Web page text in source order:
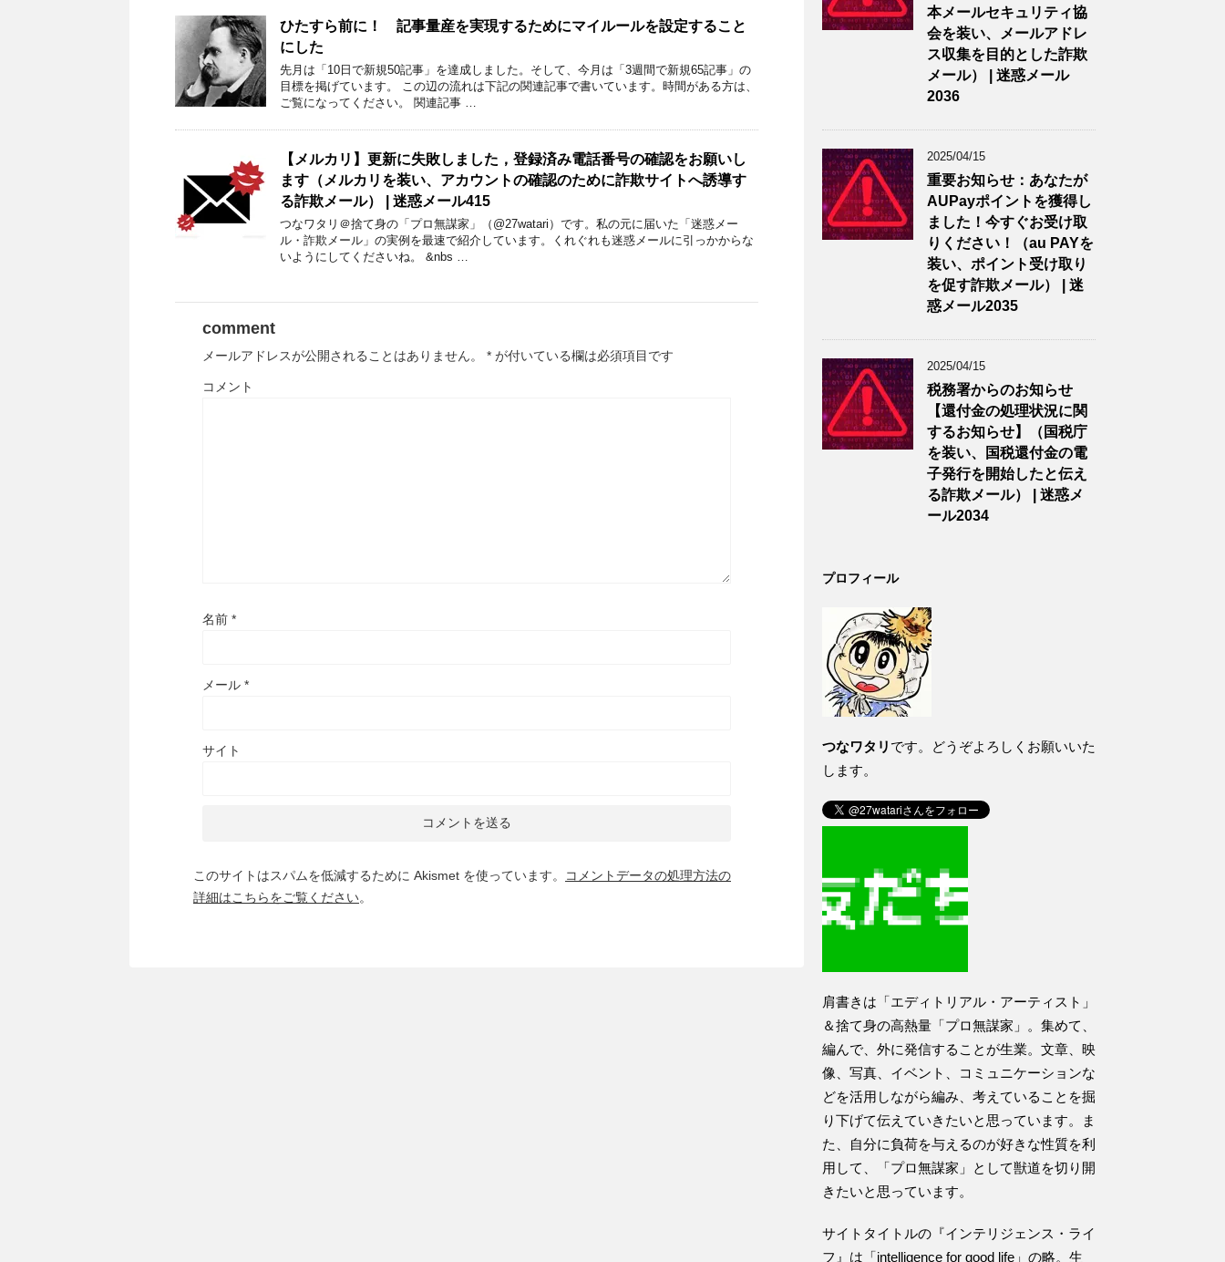
ひたすら前に！ 記事量産を実現するためにマイルールを設定すること
にした
先月は「10日で新規50記事」を達成しました。そして、今月は「3週間で新規65記事」の
目標を掲げています。 この辺の流れは下記の関連記事で書いています。時間がある方は、
ご覧になってください。 関連記事 …
【メルカリ】更新に失敗しました，登録済み電話番号の確認をお願いし
ます（メルカリを装い、アカウントの確認のために詐欺サイトへ誘導す
る詐欺メール） | 迷惑メール415
つなワタリ＠捨て身の「プロ無謀家」（@27watari）です。私の元に届いた「迷惑メー
ル・詐欺メール」の実例を最速で紹介しています。くれぐれも迷惑メールに引っかからな
いようにしてくださいね。 &nbs …
comment
メールアドレスが公開されることはありません。 * が付いている欄は必須項目です
コメント
名前 *
メール *
サイト
このサイトはスパムを低減するために Akismet を使っています。
コメントデータの処理方法の
詳細はこちらをご覧ください。
本メールセキュリティ協
会を装い、メールアドレ
ス収集を目的とした詐欺
メール） | 迷惑メール
2036
2025/04/15
重要お知らせ：あなたが
AUPayポイントを獲得し
ました！今すぐお受け取
りください！（au PAYを
装い、ポイント受け取り
を促す詐欺メール） | 迷
惑メール2035
2025/04/15
税務署からのお知らせ
【還付金の処理状況に関
するお知らせ】（国税庁
を装い、国税還付金の電
子発行を開始したと伝え
る詐欺メール） | 迷惑メ
ール2034
プロフィール
つなワタリ です。どうぞよろしくお願いいた
します。
肩書きは「エディトリアル・アーティスト」
＆捨て身の高熱量「プロ無謀家」。集めて、
編んで、外に発信することが生業。文章、映
像、写真、イベント、コミュニケーションな
どを活用しながら編み、考えていることを掘
り下げて伝えていきたいと思っています。ま
た、自分に負荷を与えるのが好きな性質を利
用して、「プロ無謀家」として獣道を切り開
きたいと思っています。
サイトタイトルの『インテリジェンス・ライ
フ』は「intelligence for good life」の略。生